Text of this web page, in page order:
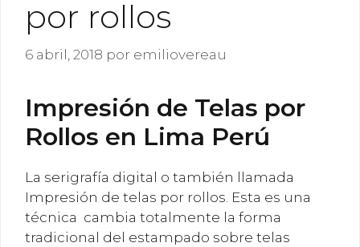
por rollos
6 abril, 2018 por emiliovereau
Impresión de Telas por
Rollos en Lima Perú
La serigrafía digital o también llamada
Impresión de telas por rollos. Esta es una
técnica cambia totalmente la forma
tradicional del estampado sobre telas